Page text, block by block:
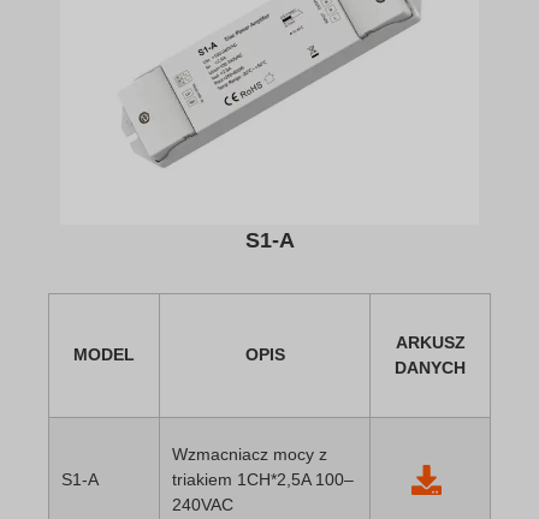
S1-A
MODEL OPIS
ARKUSZ
DANYCH
S1-A
Wzmacniacz mocy z
triakiem 1CH*2,5A 100–
240VAC